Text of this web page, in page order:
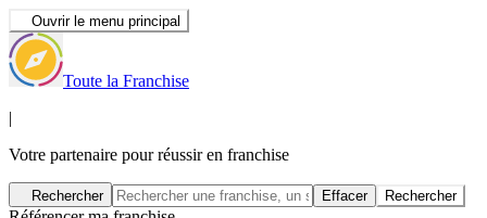
Ouvrir le menu principal
Toute la Franchise
|
Votre partenaire pour réussir en franchise
Rechercher Effacer Rechercher